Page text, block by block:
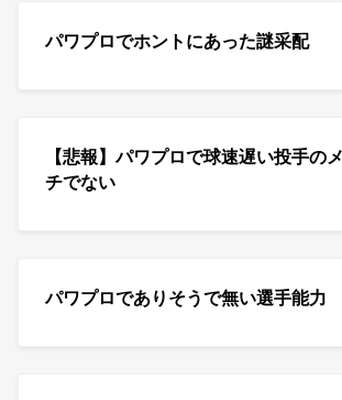
パワプロでホントにあった謎采配
【悲報】パワプロで球速遅い投手の
チでない
パワプロでありそうで無い選手能力